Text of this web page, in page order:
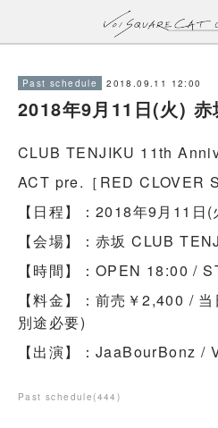
Past schedule 2018.09.11 12:00
2018年9月11日(火)
CLUB TENJIKU 11th
ACT pre.［RED CLOVER
【日程】：2018年9月11日(
【会場】：赤坂 CLUB
【時間】：OPEN 18:00 /
【料金】：前売￥2,400 /
別途必要)
【出演】：JaaBourBonz /
Past schedule (444 )